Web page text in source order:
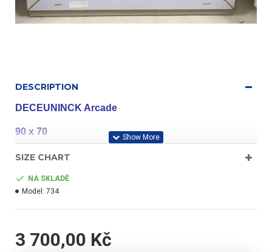
DESCRIPTION
DECEUNINCK Arcade
90 x 70
profil třídy "A"
- jednokřídlé
SIZE CHART
NA SKLADĚ
Model: 734
3 700,00 Kč